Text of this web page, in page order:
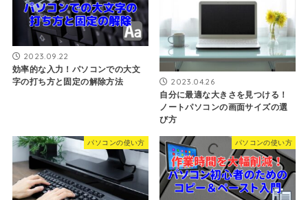
2023.09.22
効率的な入力！パソコンでの大文
字の打ち方と固定の解除方法
2023.04.26
自分に最適な大きさを見つける！
ノートパソコンの画面サイズの選
び方
パソコンの使い方 パソコンの使い方